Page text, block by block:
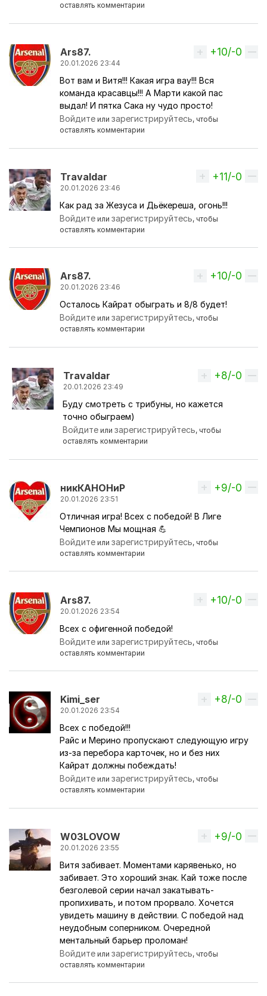
оставлять комментарии
Ars87.
20.01.2026 23:44
Вверх
+10/-0
Вот вам и Витя!!! Какая игра вау!!! Вся
команда красавцы!!! А Марти какой пас
выдал! И пятка Сака ну чудо просто!
Войдите илизарегистрируйтесь, чтобы
оставлять комментарии
Travaldar
20.01.2026 23:46
Вверх
+11/-0
Как рад за Жезуса и Дьёкереша, огонь!!!
Войдите илизарегистрируйтесь, чтобы
оставлять комментарии
Ars87.
20.01.2026 23:46
Вверх
+10/-0
Осталось Кайрат обыграть и 8/8 будет!
Войдите илизарегистрируйтесь, чтобы
оставлять комментарии
Travaldar
20.01.2026 23:49
Ответ на комментарий пользователя
Вверх
+8/-0
Буду смотреть с трибуны, но кажется
точно обыграем)
Войдите илизарегистрируйтесь, чтобы
оставлять комментарии
никКАНОНиР
20.01.2026 23:51
Вверх
+9/-0
Отличная игра! Всех с победой! В Лиге
Чемпионов Мы мощная 💪
Войдите илизарегистрируйтесь, чтобы
оставлять комментарии
Ars87.
20.01.2026 23:54
Вверх
+10/-0
Всех с офигенной победой!
Войдите илизарегистрируйтесь, чтобы
оставлять комментарии
Kimi_ser
20.01.2026 23:54
Вверх
+8/-0
Всех с победой!!!
Райс и Мерино пропускают следующую игру
из-за перебора карточек, но и без них
Кайрат должны побеждать!
Войдите илизарегистрируйтесь, чтобы
оставлять комментарии
W03LOVOW
20.01.2026 23:55
Вверх
+9/-0
Витя забивает. Моментами карявенько, но
забивает. Это хороший знак. Кай тоже после
безголевой серии начал закатывать-
пропихивать, и потом прорвало. Хочется
увидеть машину в действии. С победой над
неудобным соперником. Очередной
ментальный барьер проломан!
Войдите илизарегистрируйтесь, чтобы
оставлять комментарии